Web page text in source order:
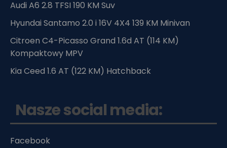
Audi A6 2.8 TFSI 190 KM Suv
Hyundai Santamo 2.0 i 16V 4X4 139 KM Minivan
Citroen C4-Picasso Grand 1.6d AT (114 KM)
Kompaktowy MPV
Kia Ceed 1.6 AT (122 KM) Hatchback
Nasze social media:
Facebook